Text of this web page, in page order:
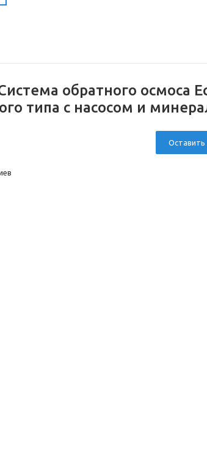
обратного осмоса
типа с насосом и